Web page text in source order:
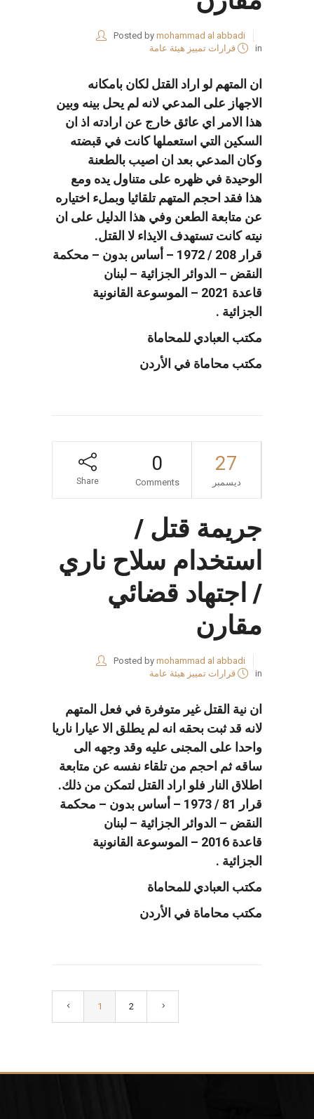
Posted by mohammad al abbadi
in
قرارات تمييز هيئة عامة
ان المتهم لو اراد القتل لكان بامكانه
الاجهاز على المدعي لانه لم يحل بينه وبين
هذا الامر اي عائق خارج عن ارادته اذ ان
السكين التي استعملها كانت في قبضته
وكان المدعي بعد ان اصيب بالطعنة
الوحيدة في ظهره على متناول يده ومع
هذا فقد احجم المتهم تلقائيا وبملء اختياره
عن متابعة الطعن وفي هذا الدليل على ان
نيته كانت تستهدف الايذاء لا القتل.
قرار 208 / 1972 – أساس بدون – محكمة
النقض – الدوائر الجزائية – لبنان
قاعدة 2021 – الموسوعة القانونية
الجزائية .
مكتب العبادي للمحاماة
مكتب محاماة في الأردن
27
ديسمبر
0
Comments
Share
جريمة قتل /
استخدام سلاح ناري
/ اجتهاد قضائي
مقارن
Posted by mohammad al abbadi
in
قرارات تمييز هيئة عامة
ان نية القتل غير متوفرة في فعل المتهم
لانه قد ثبت بحقه انه لم يطلق الا عيارا ناريا
واحدا على المجنى عليه وقد وجهه الى
ساقه ثم احجم من تلقاء نفسه عن متابعة
اطلاق النار فلو اراد القتل لتمكن من ذلك.
قرار 81 / 1973 – أساس بدون – محكمة
النقض – الدوائر الجزائية – لبنان
قاعدة 2016 – الموسوعة القانونية
الجزائية .
مكتب العبادي للمحاماة
مكتب محاماة في الأردن
1 2